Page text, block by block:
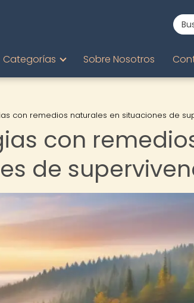
Categorías Sobre Nosotros
con remedios naturales en situaciones de
con
de